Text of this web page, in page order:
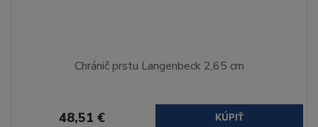
Chránič prstu Langenbeck 2,65 cm
48,51 € KÚPIŤ